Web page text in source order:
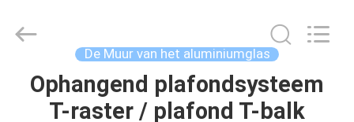
HUIS
FASEC
Buildings
Reserved.
De Muur van het aluminiumglas
Ophangend plafondsysteem
T-raster / plafond T-balk